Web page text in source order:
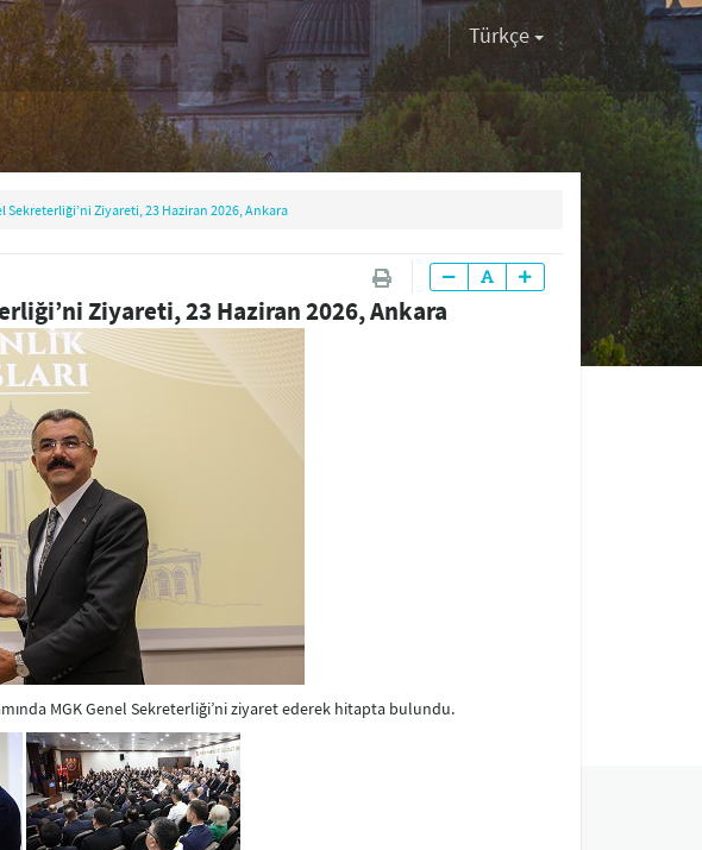
Türkçe
Sekreterliği’ni Ziyareti, 23 Haziran 2026, Ankara
Ziyareti, 23 Haziran 2026, Ankara
MGK Genel Sekreterliği’ni ziyaret ederek hitapta bulundu.